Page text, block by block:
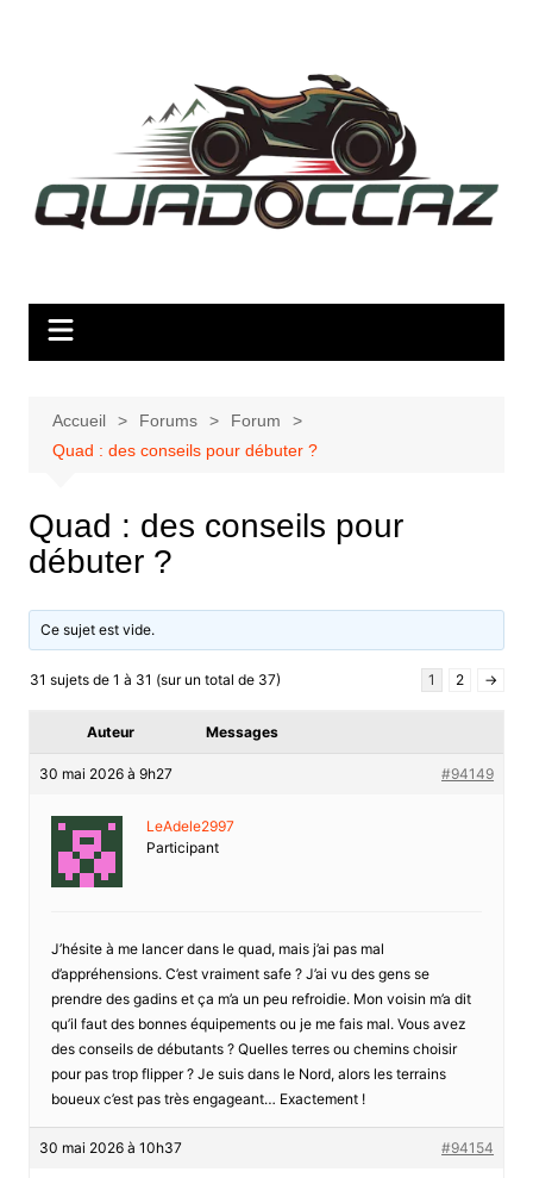
Accueil Forums
Forum
Quad : des conseils pour débuter ?
Quad : des conseils pour
débuter ?
Ce sujet est vide.
31 sujets de 1 à 31 (sur un total de 37) 1 2 →
Auteur Messages
30 mai 2026 à 9h27 #94149
LeAdele2997
Participant
J’hésite à me lancer dans le quad, mais j’ai pas mal
d’appréhensions. C’est vraiment safe ? J’ai vu des gens se
prendre des gadins et ça m’a un peu refroidie. Mon voisin m’a dit
qu’il faut des bonnes équipements ou je me fais mal. Vous avez
des conseils de débutants ? Quelles terres ou chemins choisir
pour pas trop flipper ? Je suis dans le Nord, alors les terrains
boueux c’est pas très engageant… Exactement !
30 mai 2026 à 10h37 #94154